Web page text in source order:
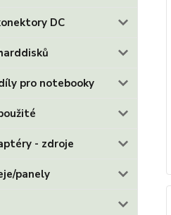
DC
pro notebooky
- zdroje
panely